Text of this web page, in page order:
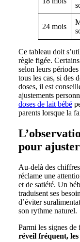
24 mois
Ce tableau doit
règle figée.
selon leurs
tous les cas, si des
doses, il est
ajustements
doses de lait bébé
parents lorsque la
pour
Au-delà des
réclame une
et de satiété. Un
traduisent ses
d’éviter
son rythme naturel.
Parmi les signes
réveil fréquent,